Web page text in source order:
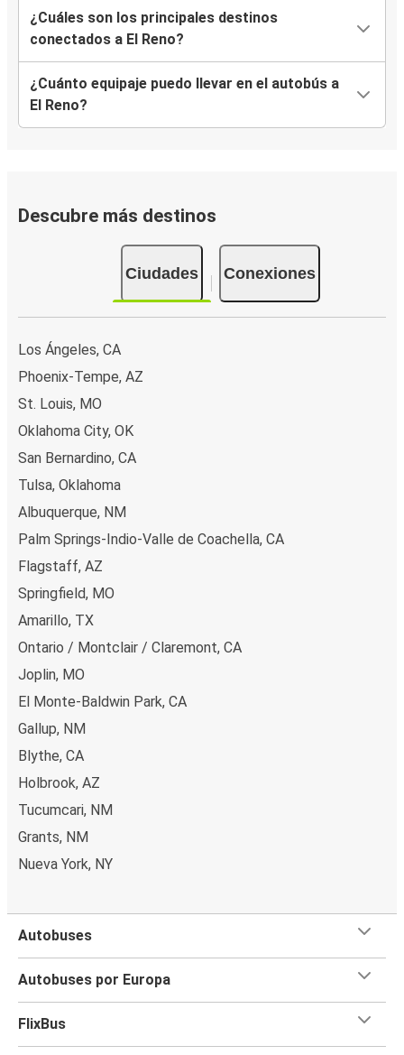
¿Cuáles son los principales destinos
conectados a El Reno?
¿Cuánto equipaje puedo llevar en el autobús a
El Reno?
Descubre más destinos
Ciudades Conexiones
Los Ángeles, CA
Phoenix-Tempe, AZ
St. Louis, MO
Oklahoma City, OK
San Bernardino, CA
Tulsa, Oklahoma
Albuquerque, NM
Palm Springs-Indio-Valle de Coachella, CA
Flagstaff, AZ
Springfield, MO
Amarillo, TX
Ontario / Montclair / Claremont, CA
Joplin, MO
El Monte-Baldwin Park, CA
Gallup, NM
Blythe, CA
Holbrook, AZ
Tucumcari, NM
Grants, NM
Nueva York, NY
Autobuses
Autobuses por Europa
FlixBus